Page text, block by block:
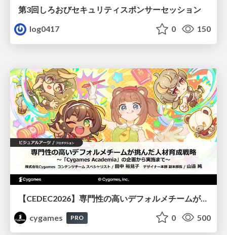
第3回しろおびセキュリティスポンサーセッション
log0417
0 150
【CEDEC2026】専門性の高いデフォルメチームが挑んだ人材育成戦略 〜Cygames Academiaの企画から実施まで〜
cygames
PRO 0 500